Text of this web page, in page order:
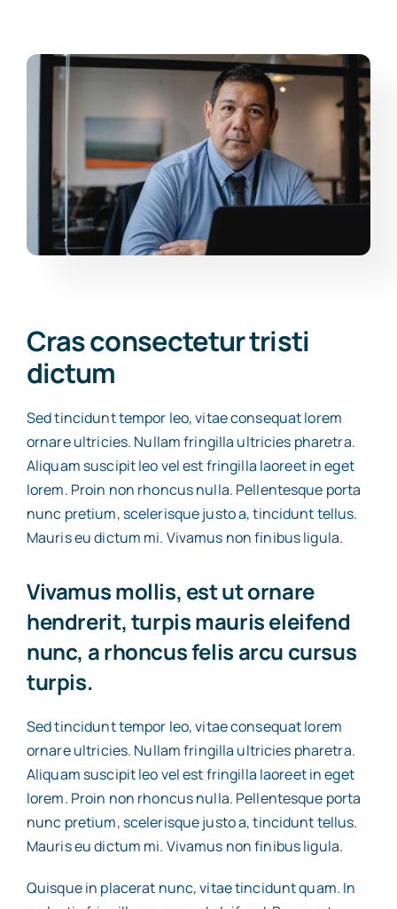
Cras consectetur tristi
dictum
Sed tincidunt tempor leo, vitae consequat lorem
ornare ultricies. Nullam fringilla ultricies pharetra.
Aliquam suscipit leo vel est fringilla laoreet in eget
lorem. Proin non rhoncus nulla. Pellentesque porta
nunc pretium, scelerisque justo a, tincidunt tellus.
Mauris eu dictum mi. Vivamus non finibus ligula.
Vivamus mollis, est ut ornare
hendrerit, turpis mauris eleifend
nunc, a rhoncus felis arcu cursus
turpis.
Sed tincidunt tempor leo, vitae consequat lorem
ornare ultricies. Nullam fringilla ultricies pharetra.
Aliquam suscipit leo vel est fringilla laoreet in eget
lorem. Proin non rhoncus nulla. Pellentesque porta
nunc pretium, scelerisque justo a, tincidunt tellus.
Mauris eu dictum mi. Vivamus non finibus ligula.
Quisque in placerat nunc, vitae tincidunt quam. In